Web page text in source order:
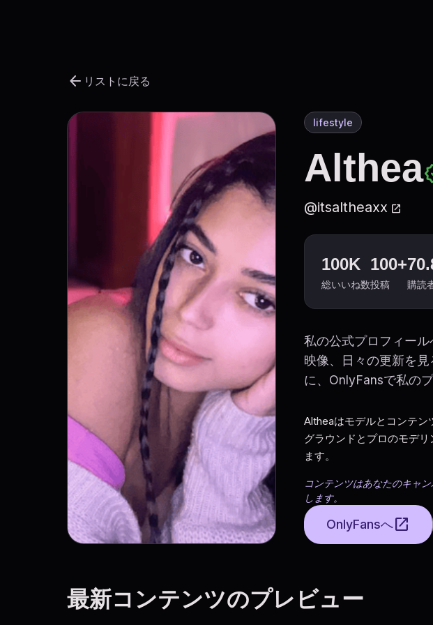
arrow_back リストに戻る
lifestyle
Althea
@itsaltheaxx open_in_new
100K
総いいね数
100+
投稿 購読
私の公式プロフィー
映像、日々の更新を
に、OnlyFansで私の
Altheaはモデルとコンテン
グラウンドとプロのモデ
ます。
コンテンツはあなたのキャ
します。
OnlyFansへopen_in_new
最新コンテンツのプレビュー